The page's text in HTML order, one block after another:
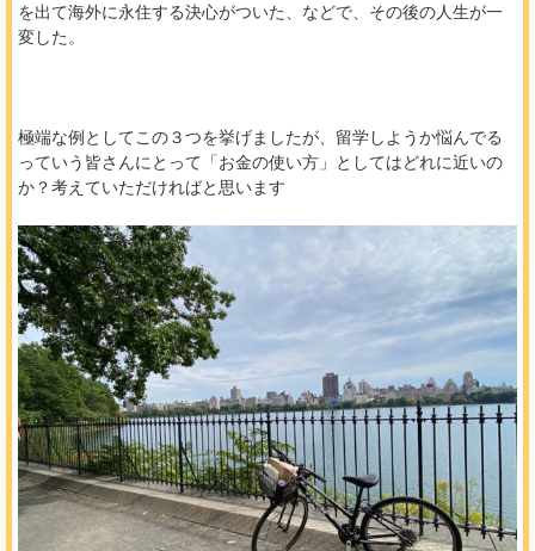
を出て海外に永住する決心がついた、などで、その後の人生が一
変した。
極端な例としてこの３つを挙げましたが、留学しようか悩んでる
っていう皆さんにとって「お金の使い方」としてはどれに近いの
か？考えていただければと思います